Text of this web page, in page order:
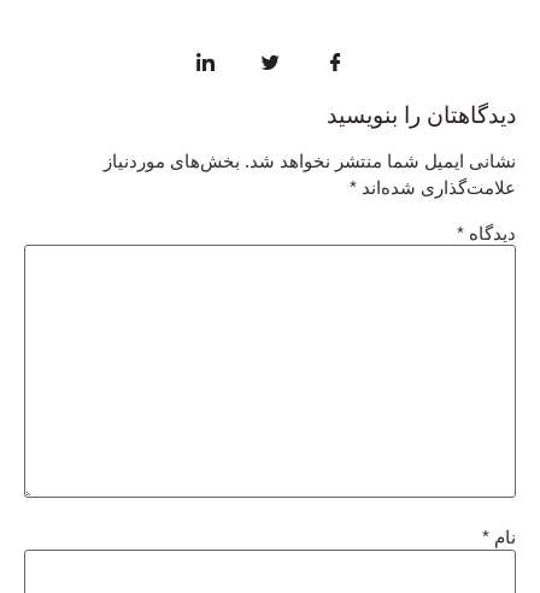
دیدگاهتان را بنویسید
نشانی ایمیل شما منتشر نخواهد شد. بخش‌های موردنیاز
علامت‌گذاری شده‌اند *
دیدگاه *
نام *